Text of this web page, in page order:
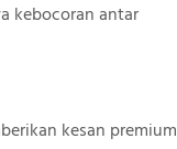
kebocoran antar
kesan premium